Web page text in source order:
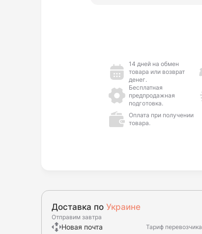
14 дней на обмен
товара или возврат
денег.
Бесплатная
предпродажная
подготовка.
Оплата при получении
товара.
Доставка по Украине
Отправим завтра
Новая почта Тариф перевозчика